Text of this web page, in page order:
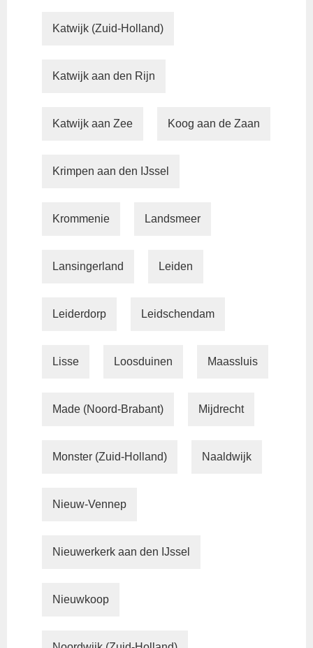
Katwijk (Zuid-Holland)
Katwijk aan den Rijn
Katwijk aan Zee Koog aan de Zaan
Krimpen aan den IJssel
Krommenie Landsmeer
Lansingerland Leiden
Leiderdorp Leidschendam
Lisse Loosduinen Maassluis
Made (Noord-Brabant) Mijdrecht
Monster (Zuid-Holland) Naaldwijk
Nieuw-Vennep
Nieuwerkerk aan den IJssel
Nieuwkoop